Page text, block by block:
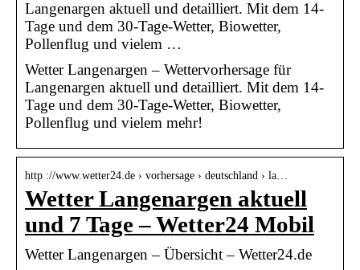
Langenargen aktuell und detailliert. Mit dem 14-
Tage und dem 30-Tage-Wetter, Biowetter,
Pollenflug und vielem …
Wetter Langenargen – Wettervorhersage für
Langenargen aktuell und detailliert. Mit dem 14-
Tage und dem 30-Tage-Wetter, Biowetter,
Pollenflug und vielem mehr!
http ://www.wetter24.de › vorhersage › deutschland › la…
Wetter Langenargen aktuell
und 7 Tage – Wetter24 Mobil
Wetter Langenargen – Übersicht – Wetter24.de